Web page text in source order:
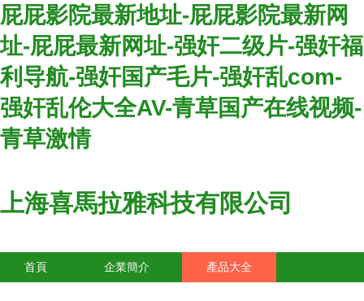
屁屁影院最新地址-屁屁影院最新网
址-屁屁最新网址-强奸二级片-强奸福
利导航-强奸国产毛片-强奸乱com-
强奸乱伦大全AV-青草国产在线视频-
青草激情
上海喜馬拉雅科技有限公司
首頁 企業簡介 產品大全